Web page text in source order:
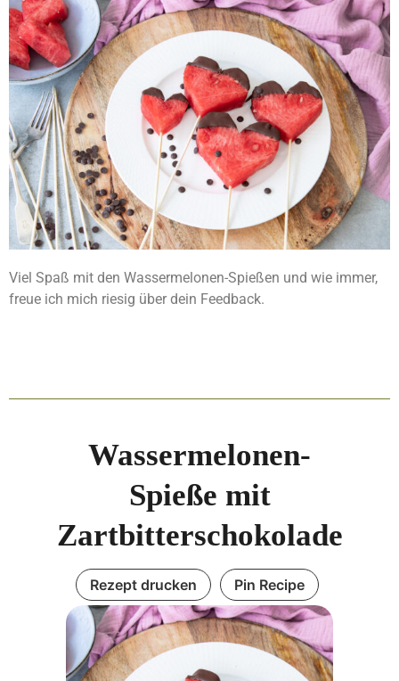
Viel Spaß mit den Wassermelonen-Spießen und wie immer,
freue ich mich riesig über dein Feedback.
Wassermelonen-
Spieße mit
Zartbitterschokolade
Rezept drucken Pin Recipe